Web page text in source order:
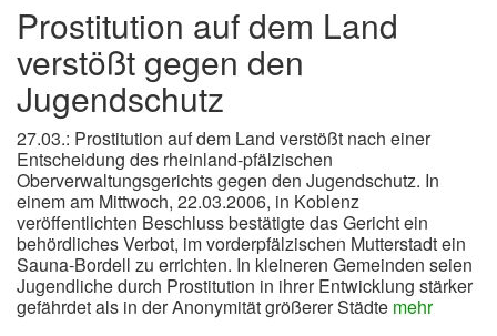
Prostitution auf dem Land
verstößt gegen den
Jugendschutz
27.03.: Prostitution auf dem Land verstößt nach einer
Entscheidung des rheinland-pfälzischen
Oberverwaltungsgerichts gegen den Jugendschutz. In
einem am Mittwoch, 22.03.2006, in Koblenz
veröffentlichten Beschluss bestätigte das Gericht ein
behördliches Verbot, im vorderpfälzischen Mutterstadt ein
Sauna-Bordell zu errichten. In kleineren Gemeinden seien
Jugendliche durch Prostitution in ihrer Entwicklung stärker
gefährdet als in der Anonymität größerer Städte mehr